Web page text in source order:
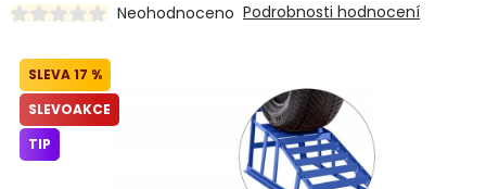
Dílna
Domácnost
Neohodnoceno Podrobnosti hodnocení
17 %
SLEVOAKCE
TIP